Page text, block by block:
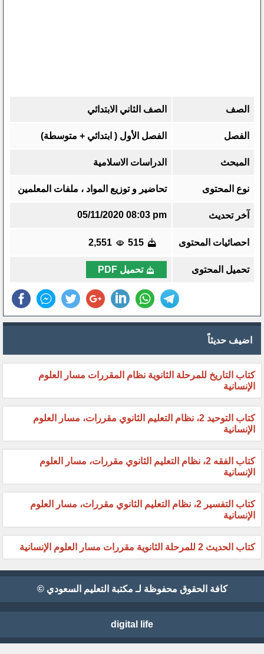
الصف الصف الثاني الابتدائي
الفصل الفصل الأول ( ابتدائي + متوسطة)
المبحث الدراسات الاسلامية
نوع المحتوى تحاضير و توزيع المواد ، ملفات المعلمين
آخر تحديث 05/11/2020 08:03 pm
احصائيات المحتوى 515
2,551
تحميل المحتوى تحميل PDF
اضيف حديثاً
كتاب التاريخ للمرحلة الثانوية نظام المقررات مسار العلوم
الإنسانية
كتاب التوحيد 2، نظام التعليم الثانوي مقررات، مسار العلوم
الإنسانية
كتاب الفقه 2، نظام التعليم الثانوي مقررات، مسار العلوم
الإنسانية
كتاب التفسير 2، نظام التعليم الثانوي مقررات، مسار العلوم
الإنسانية
كتاب الحديث 2 للمرحلة الثانوية مقررات مسار العلوم الإنسانية
كافة الحقوق محفوظة لـ مكتبة التعليم السعودي ©
digital life